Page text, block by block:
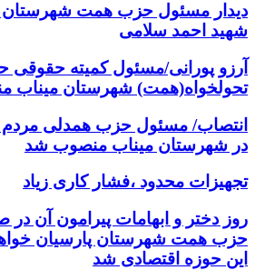
دیدار مسئول حزب همت شهرستان
شهید احمد سلامی
آرزو پورانی/مسئول کمیته
تحولخواه(همت) شهرستان میناب
انتصاب/ مسئول حزب همدلی
در شهرستان میناب منصوب شد
تجهیزات محدود ،فشار کاری زیاد
روز دختر و ابهامات پیرامون آن در
حزب همت شهرستان پارسیان
این حوزه اقتصادی شد